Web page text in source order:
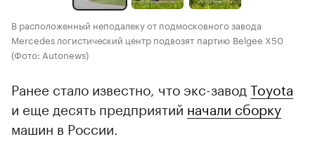
В расположенный неподалеку от подмосковного завода
Mercedes логистический центр подвозят партию Belgee X50
(Фото: Autonews)
Ранее стало известно, что экс-завод Toyota
и еще десять предприятий начали сборку
машин в России.